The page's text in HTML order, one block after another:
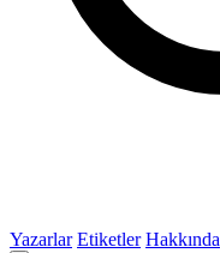
Yazarlar Etiketler Hakkında